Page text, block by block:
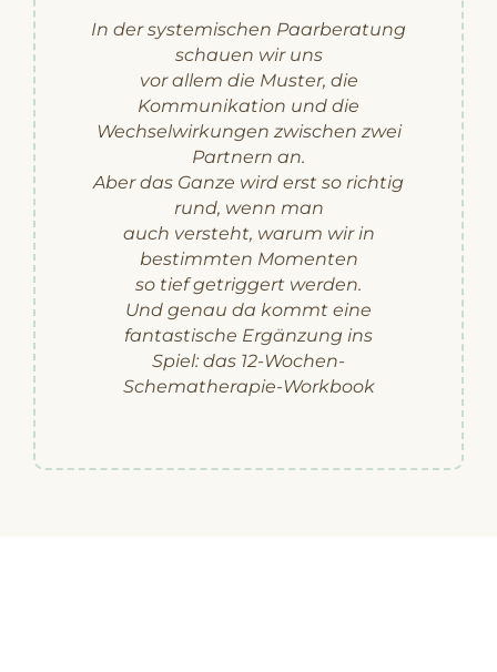
In der systemischen Paarberatung
schauen wir uns
vor allem die Muster, die
Kommunikation und die
Wechselwirkungen zwischen zwei
Partnern an.
Aber das Ganze wird erst so richtig
rund, wenn man
auch versteht, warum wir in
bestimmten Momenten
so tief getriggert werden.
Und genau da kommt eine
fantastische Ergänzung ins
Spiel: das 12-Wochen-
Schematherapie-Workbook